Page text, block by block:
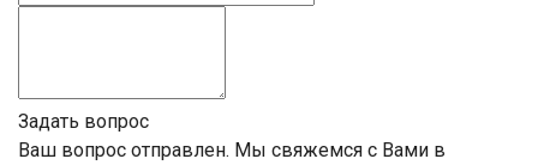
Задать вопрос
Ваш вопрос отправлен. Мы свяжемся с Вами в